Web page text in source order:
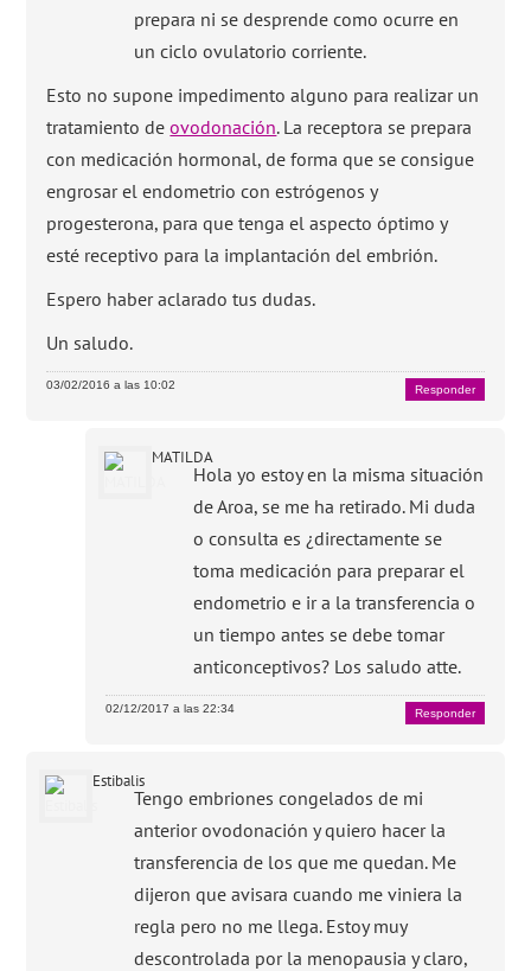
prepara ni se desprende como ocurre en
un ciclo ovulatorio corriente.
Esto no supone impedimento alguno para realizar un
tratamiento deovodonación. La receptora se prepara
con medicación hormonal, de forma que se consigue
engrosar el endometrio con estrógenos y
progesterona, para que tenga el aspecto óptimo y
esté receptivo para la implantación del embrión.
Espero haber aclarado tus dudas.
Un saludo.
03/02/2016 a las 10:02 Responder
MATILDA
Hola yo estoy en la misma situación
de Aroa, se me ha retirado. Mi duda
o consulta es ¿directamente se
toma medicación para preparar el
endometrio e ir a la transferencia o
un tiempo antes se debe tomar
anticonceptivos? Los saludo atte.
02/12/2017 a las 22:34 Responder
Estibalis
Tengo embriones congelados de mi
anterior ovodonación y quiero hacer la
transferencia de los que me quedan. Me
dijeron que avisara cuando me viniera la
regla pero no me llega. Estoy muy
descontrolada por la menopausia y claro,